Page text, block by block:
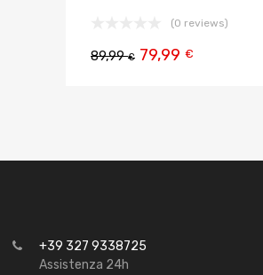
(0 reviews)
89,99€ 79,99 €
+39 327 9338725
Assistenza 24h